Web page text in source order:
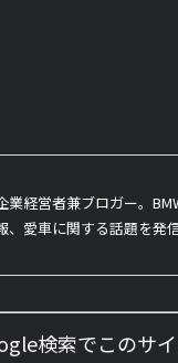
業経営者兼ブロガー。
、愛車に関する話題を発
検索でこのサ